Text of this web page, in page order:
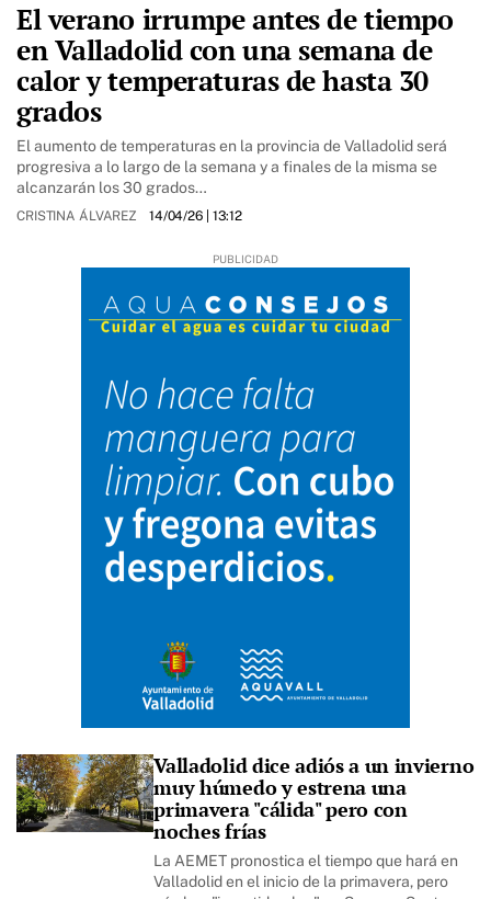
El verano irrumpe antes de tiempo
en Valladolid con una semana de
calor y temperaturas de hasta 30
grados
El aumento de temperaturas en la provincia de Valladolid será
progresiva a lo largo de la semana y a finales de la misma se
alcanzarán los 30 grados…
CRISTINA ÁLVAREZ 14/04/26 | 13:12
Valladolid dice adiós a un invierno
muy húmedo y estrena una
primavera "cálida" pero con
noches frías
La AEMET pronostica el tiempo que hará en
Valladolid en el inicio de la primavera, pero